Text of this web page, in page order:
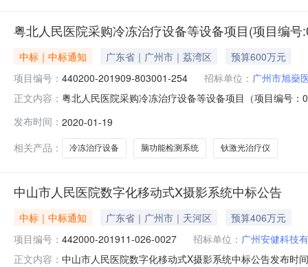
粤北人民医院采购冷冻治疗设备等设备项目(项目编
中标｜中标通知 广东省｜广州市｜荔湾区
预算600万元
项目编号： 440200-201909-803001-254 招标单位： 广州市旭燊
正文内容： 粤北人民医院采购冷冻治疗设备等设备项目（项目编号
参数检测仪器设备,医用激光仪器及设备中标金额：
发布时间： 2020-01-19
相关产品：
冷冻治疗设备 脑功能检测系统 钬激光治疗仪
中山市人民医院数字化移动式X摄影系统中标公告
中标｜中标通知 广东省｜广州市｜天河区
预算406万元
项目编号： 442000-201911-026-0027 招标单位： 广州安健科技
正文内容： 中山市人民医院数字化移动式X摄影系统中标公告发布